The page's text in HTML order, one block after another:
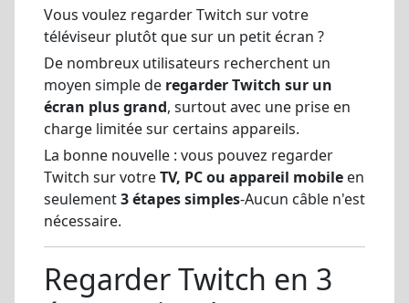
Vous voulez regarder Twitch sur votre
téléviseur plutôt que sur un petit écran ?
De nombreux utilisateurs recherchent un
moyen simple de regarder Twitch sur un
écran plus grand, surtout avec une prise en
charge limitée sur certains appareils.
La bonne nouvelle : vous pouvez regarder
Twitch sur votreTV, PC ou appareil mobile en
seulement3 étapes simples-Aucun câble n'est
nécessaire.
Regarder Twitch en 3